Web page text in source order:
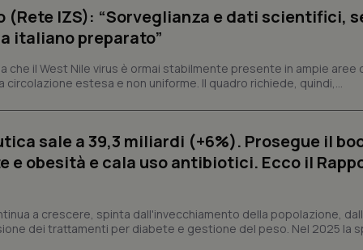
(Rete IZS): “Sorveglianza e dati scientifici,
italiano preparato”
che il West Nile virus è ormai stabilmente presente in ampie aree
estesa e non uniforme. Il quadro richiede, quindi,...
sale a 39,3 miliardi (+6%). Prosegue il
e obesità e cala uso antibiotici. Ecco il
a crescere, spinta dall'invecchiamento della popolazione,
dei trattamenti per diabete e gestione del peso. Nel 2025 la
www.quotidianosanita.it
www.quotidianosanita.it
settimane
Questo cookie è impostato
assegnare un identificatore
.quotidianosanita.it
mese
Universal Analytics, che è un
significativo del servizio di
utilizzato da Google. Questo
per distinguere utenti unici
sessioni e campagne per i
Sessione
Cookie generato da applicazioni